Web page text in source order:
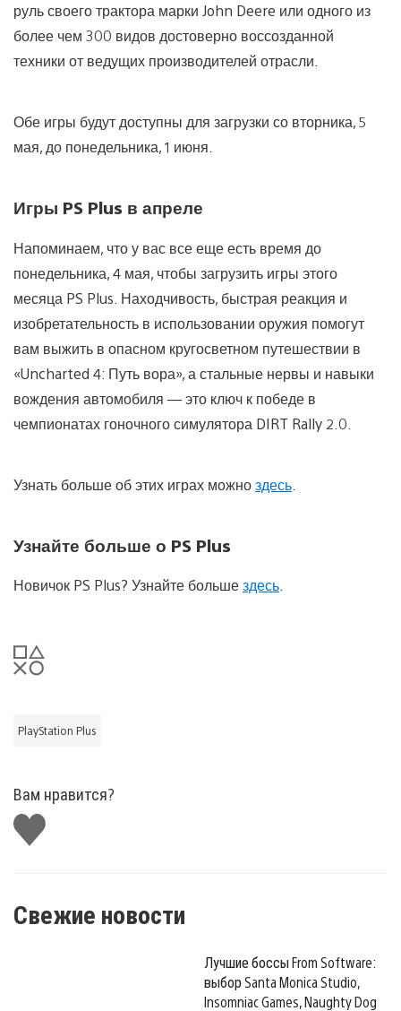
руль своего трактора марки John Deere или одного из
более чем 300 видов достоверно воссозданной
техники от ведущих производителей отрасли.
Обе игры будут доступны для загрузки со вторника, 5
мая, до понедельника, 1 июня.
Игры PS Plus в апреле
Напоминаем, что у вас все еще есть время до
понедельника, 4 мая, чтобы загрузить игры этого
месяца PS Plus. Находчивость, быстрая реакция и
изобретательность в использовании оружия помогут
вам выжить в опасном кругосветном путешествии в
«Uncharted 4: Путь вора», а стальные нервы и навыки
вождения автомобиля — это ключ к победе в
чемпионатах гоночного симулятора DIRT Rally 2.0.
Узнать больше об этих играх можноздесь
Узнайте больше о PS Plus
Новичок PS Plus? Узнайте большездесь.
PlayStation Plus
Вам нравится?
Поставить
лайк
Свежие новости
Лучшие боссы From Software:
выбор Santa Monica Studio,
Insomniac Games, Naughty Dog